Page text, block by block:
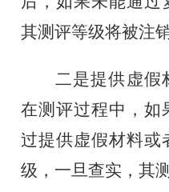
其测评等级将被注销
二是提供虚假
在测评过程中，如
过提供虚假材料或
级，一旦查实，其